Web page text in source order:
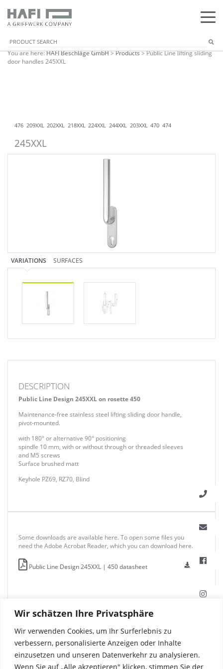
Wir schätzen Ihre Privatsphäre
Wir verwenden Cookies, um Ihr Surferlebnis zu
verbessern, personalisierte Anzeigen oder Inhalte
einzusetzen und unseren Datenverkehr zu analysieren.
Wenn Sie auf „Alle akzeptieren" klicken, stimmen Sie der
You are here:HAFI Beschläge GmbH>Products>Public Line lifting sliding
door handles 245XXL
476 209XXL 202XXL 218XXL 224XXL 244XXL 203XXL 470 474
245XXL
VARIATIONS SURFACES
DESCRIPTION
Public Line Design 245XXL on rosette 450
Maintenance-free stainless steel lifting sliding door handle,
pivot-mounted.
with 180° or alternative 90° positioning
spindle 10 mm, with or without through or threaded sleeves
and M5 screws
Surface brushed matt
Keyhole PZ69, RZ70, Blind
Some downloads are available here. To open some files you
need the Adobe Acrobat Reader, which you can download here.
Public Line Design 245XXL | 450 datasheet